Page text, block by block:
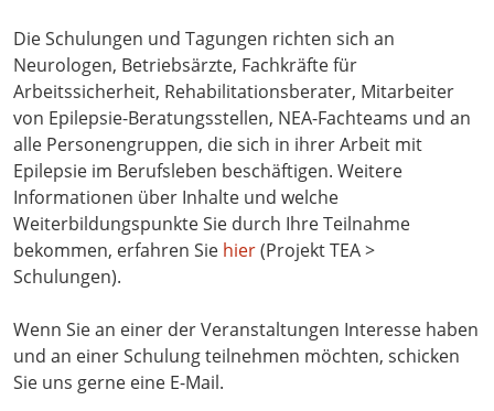
Die Schulungen und Tagungen richten sich an
Neurologen, Betriebsärzte, Fachkräfte für
Arbeitssicherheit, Rehabilitationsberater, Mitarbeiter
von Epilepsie-Beratungsstellen, NEA-Fachteams und an
alle Personengruppen, die sich in ihrer Arbeit mit
Epilepsie im Berufsleben beschäftigen. Weitere
Informationen über Inhalte und welche
Weiterbildungspunkte Sie durch Ihre Teilnahme
bekommen, erfahren Sie hier(Projekt TEA >
Schulungen).
Wenn Sie an einer der Veranstaltungen Interesse haben
und an einer Schulung teilnehmen möchten, schicken
Sie uns gerne eine E-Mail.